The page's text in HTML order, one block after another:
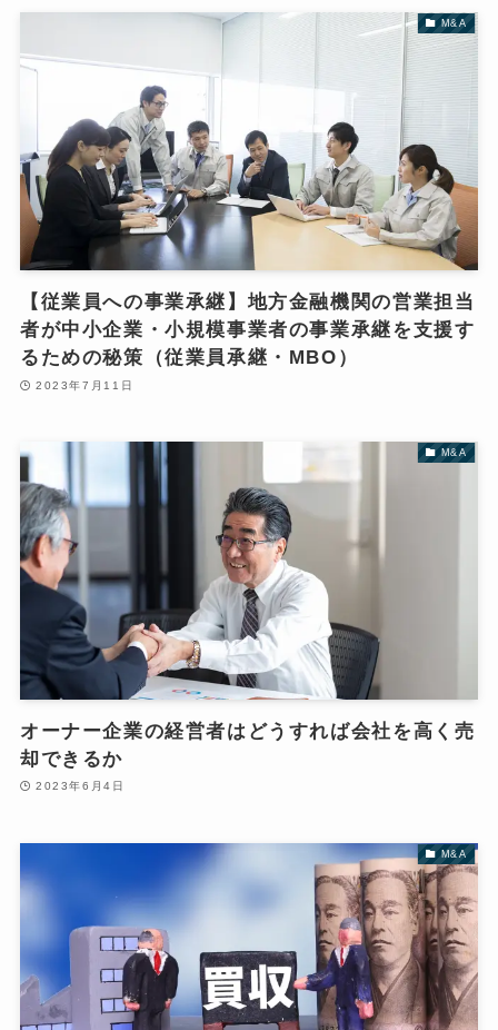
M&A
【従業員への事業承継】地方金融機関の営業担当
者が中小企業・小規模事業者の事業承継を支援す
るための秘策（従業員承継・MBO）
2023年7月11日
M&A
オーナー企業の経営者はどうすれば会社を高く売
却できるか
2023年6月4日
M&A